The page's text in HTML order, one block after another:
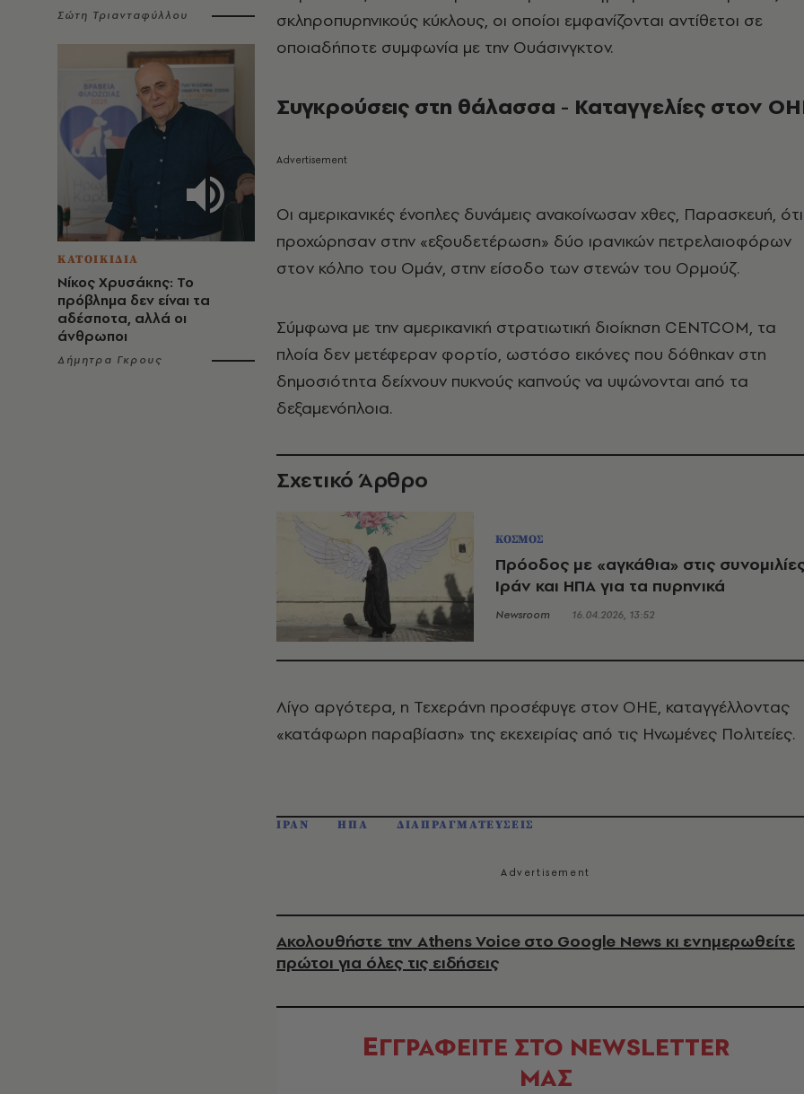
Σώτη Τριανταφύλλου
ΚΑΤΟΙΚΙΔΙΑ
Νίκος Χρυσάκης: Το
πρόβλημα δεν είναι τα
αδέσποτα, αλλά οι
άνθρωποι
Δήμητρα Γκρους
σκληροπυρηνικούς κύκλους, οι οποίοι εμφανίζονται αντίθετοι σε
οποιαδήποτε συμφωνία με την Ουάσινγκτον.
Συγκρούσεις στη θάλασσα - Καταγγελίες στον
Οι αμερικανικές ένοπλες δυνάμεις ανακοίνωσαν χθες, Παρασκευή, ότι
προχώρησαν στην «εξουδετέρωση» δύο ιρανικών πετρελαιοφόρων
στον κόλπο του Ομάν, στην είσοδο των στενών του Ορμούζ.
Σύμφωνα με την αμερικανική στρατιωτική διοίκηση CENTCOM, τα
πλοία δεν μετέφεραν φορτίο, ωστόσο εικόνες που δόθηκαν στη
δημοσιότητα δείχνουν πυκνούς καπνούς να υψώνονται από τα
δεξαμενόπλοια.
Σχετικό Άρθρο
ΚΟΣΜΟΣ
Πρόοδος με «αγκάθια» στις
Ιράν και ΗΠΑ για τα πυρηνικά
Newsroom 16.04.2026, 13:52
Λίγο αργότερα, η Τεχεράνη προσέφυγε στον ΟΗΕ, καταγγέλλοντας
«κατάφωρη παραβίαση» της εκεχειρίας από τις Ηνωμένες Πολιτείες.
ΙΡΑΝ ΗΠΑ ΔΙΑΠΡΑΓΜΑΤΕΥΣΕΙΣ
Ακολουθήστε την Athens Voice στο Google News κι ενημερωθείτε
πρώτοι για όλες τις ειδήσεις
ΕΓΓΡΑΦΕΙΤΕ ΣΤΟ NEWSLETTER
ΜΑΣ